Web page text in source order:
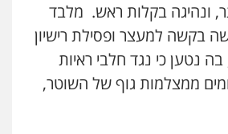
חמאדה מסרי
פיני פישלר
ונהיגה בקלות ראש. מלבד
בקשה למעצר ופסילת רישיון
נטען כי נגד חלבי ראיות
ממצלמות גוף של השוטר,